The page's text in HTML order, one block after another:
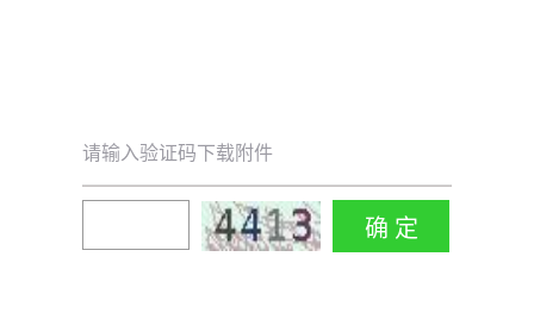
请输入验证码下载附件